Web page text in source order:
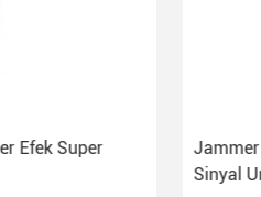
Efek Super
Sinyal